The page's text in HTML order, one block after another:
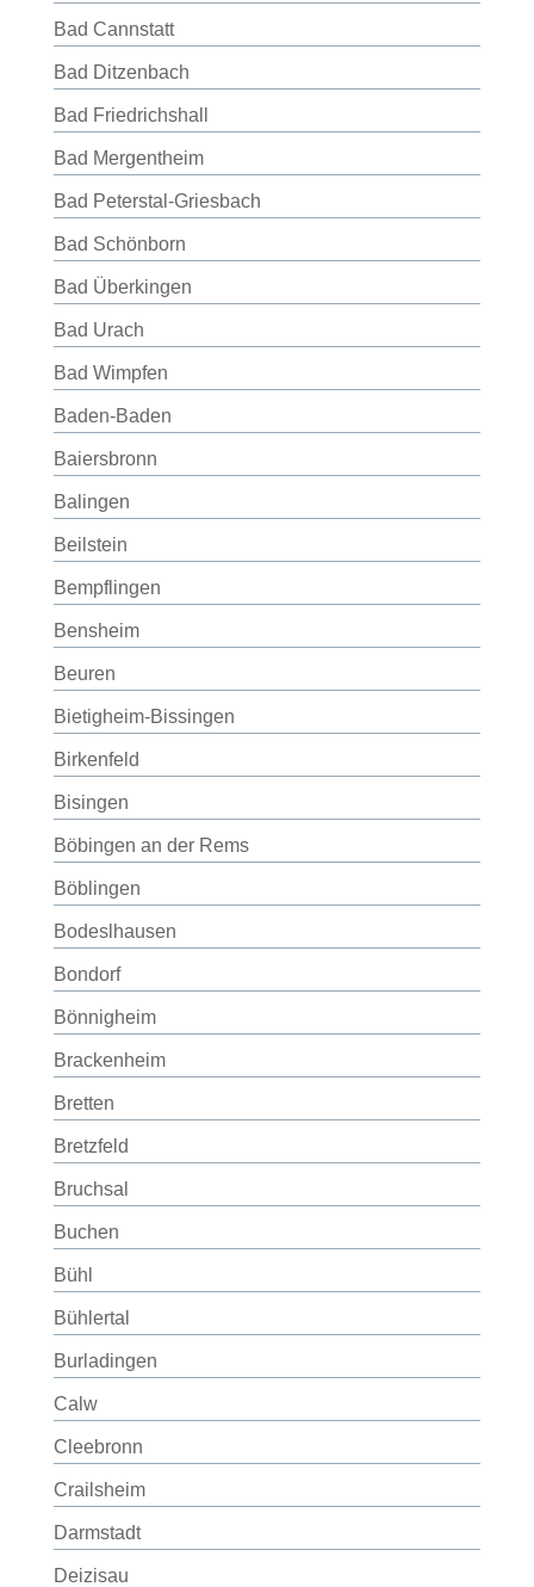
Bad Cannstatt
Bad Ditzenbach
Bad Friedrichshall
Bad Mergentheim
Bad Peterstal-Griesbach
Bad Schönborn
Bad Überkingen
Bad Urach
Bad Wimpfen
Baden-Baden
Baiersbronn
Balingen
Beilstein
Bempflingen
Bensheim
Beuren
Bietigheim-Bissingen
Birkenfeld
Bisingen
Böbingen an der Rems
Böblingen
Bodeslhausen
Bondorf
Bönnigheim
Brackenheim
Bretten
Bretzfeld
Bruchsal
Buchen
Bühl
Bühlertal
Burladingen
Calw
Cleebronn
Crailsheim
Darmstadt
Deizisau